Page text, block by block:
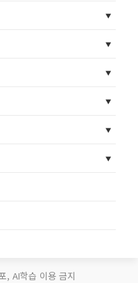
, AI학습 이용 금지